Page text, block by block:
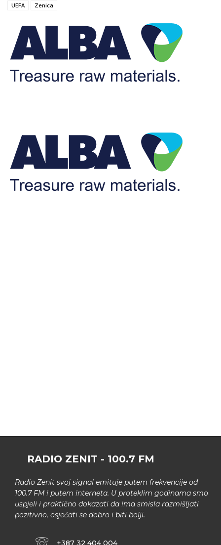
UEFA
Zenica
RADIO ZENIT - 100.7 FM
Radio Zenit svoj signal emituje putem frekvencije od
100.7 FM i putem interneta. U proteklim godinama smo
uspjeli i praktično dokazati da ima smisla razmišljati
pozitivno, osjećati se dobro i biti bolji.
+387 32 404 004